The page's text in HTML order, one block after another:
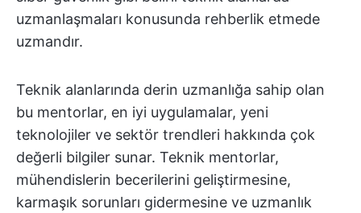
uzmanlaşmaları konusunda rehberlik etmede
uzmandır.
Teknik alanlarında derin uzmanlığa sahip olan
bu mentorlar, en iyi uygulamalar, yeni
teknolojiler ve sektör trendleri hakkında çok
değerli bilgiler sunar. Teknik mentorlar,
mühendislerin becerilerini geliştirmesine,
karmaşık sorunları gidermesine ve uzmanlık